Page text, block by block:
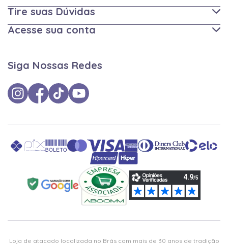
Tire suas Dúvidas
Acesse sua conta
Siga Nossas Redes
Loja de atacado localizada no Brás com mais de 30 anos de tradição